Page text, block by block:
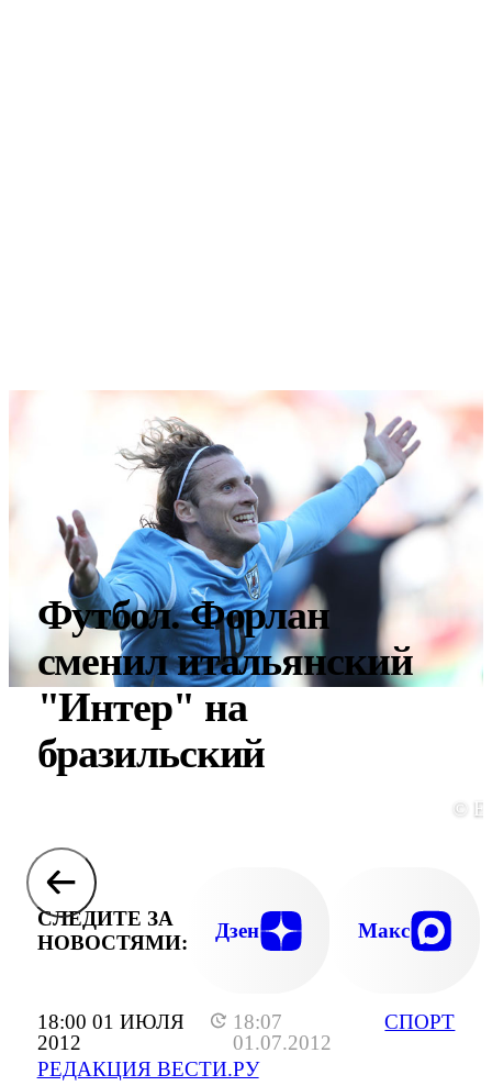
18:00 01 ИЮЛЯ
2012
18:07
01.07.2012
РЕДАКЦИЯ ВЕСТИ.РУ
СПОРТ
Футбол. Форлан
сменил итальянский
"Интер" на
бразильский
©
СЛЕДИТЕ ЗА
НОВОСТЯМИ:
Дзен Макс